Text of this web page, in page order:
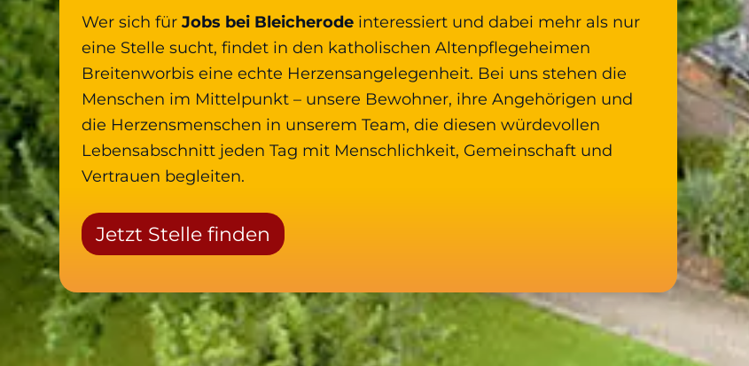
Wer sich für Jobs bei Bleicherode interessiert und dabei mehr als nur
eine Stelle sucht, findet in den katholischen Altenpflegeheimen
Breitenworbis eine echte Herzensangelegenheit. Bei uns stehen die
Menschen im Mittelpunkt – unsere Bewohner, ihre Angehörigen und
die Herzensmenschen in unserem Team, die diesen würdevollen
Lebensabschnitt jeden Tag mit Menschlichkeit, Gemeinschaft und
Vertrauen begleiten.
Jetzt Stelle finden